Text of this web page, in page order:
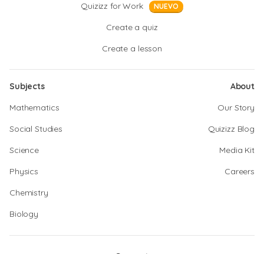
Quizizz for Work NUEVO
Create a quiz
Create a lesson
Subjects
Mathematics
Social Studies
Science
Physics
Chemistry
Biology
About
Our Story
Quizizz Blog
Media Kit
Careers